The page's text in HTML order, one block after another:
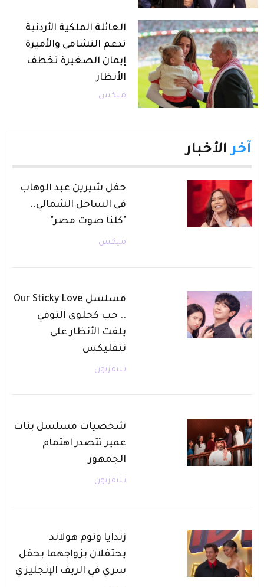
العائلة الملكية الأردنية
تدعم النشامى والأميرة
إيمان الصغيرة تخطف
الأنظار
ميكس
آخر الأخبار
حفل شيرين عبد الوهاب
في الساحل الشمالي..
"كلنا صوت مصر"
ميكس
مسلسل Our Sticky Love
.. حب كحلوى التوفي
يلفت الأنظار على
نتفليكس
تليفزيون
شخصيات مسلسل بنات
عمير تتصدر اهتمام
الجمهور
تليفزيون
زندايا وتوم هولاند
يحتفلان بزواجهما بحفل
سري في الريف الإنجليزي